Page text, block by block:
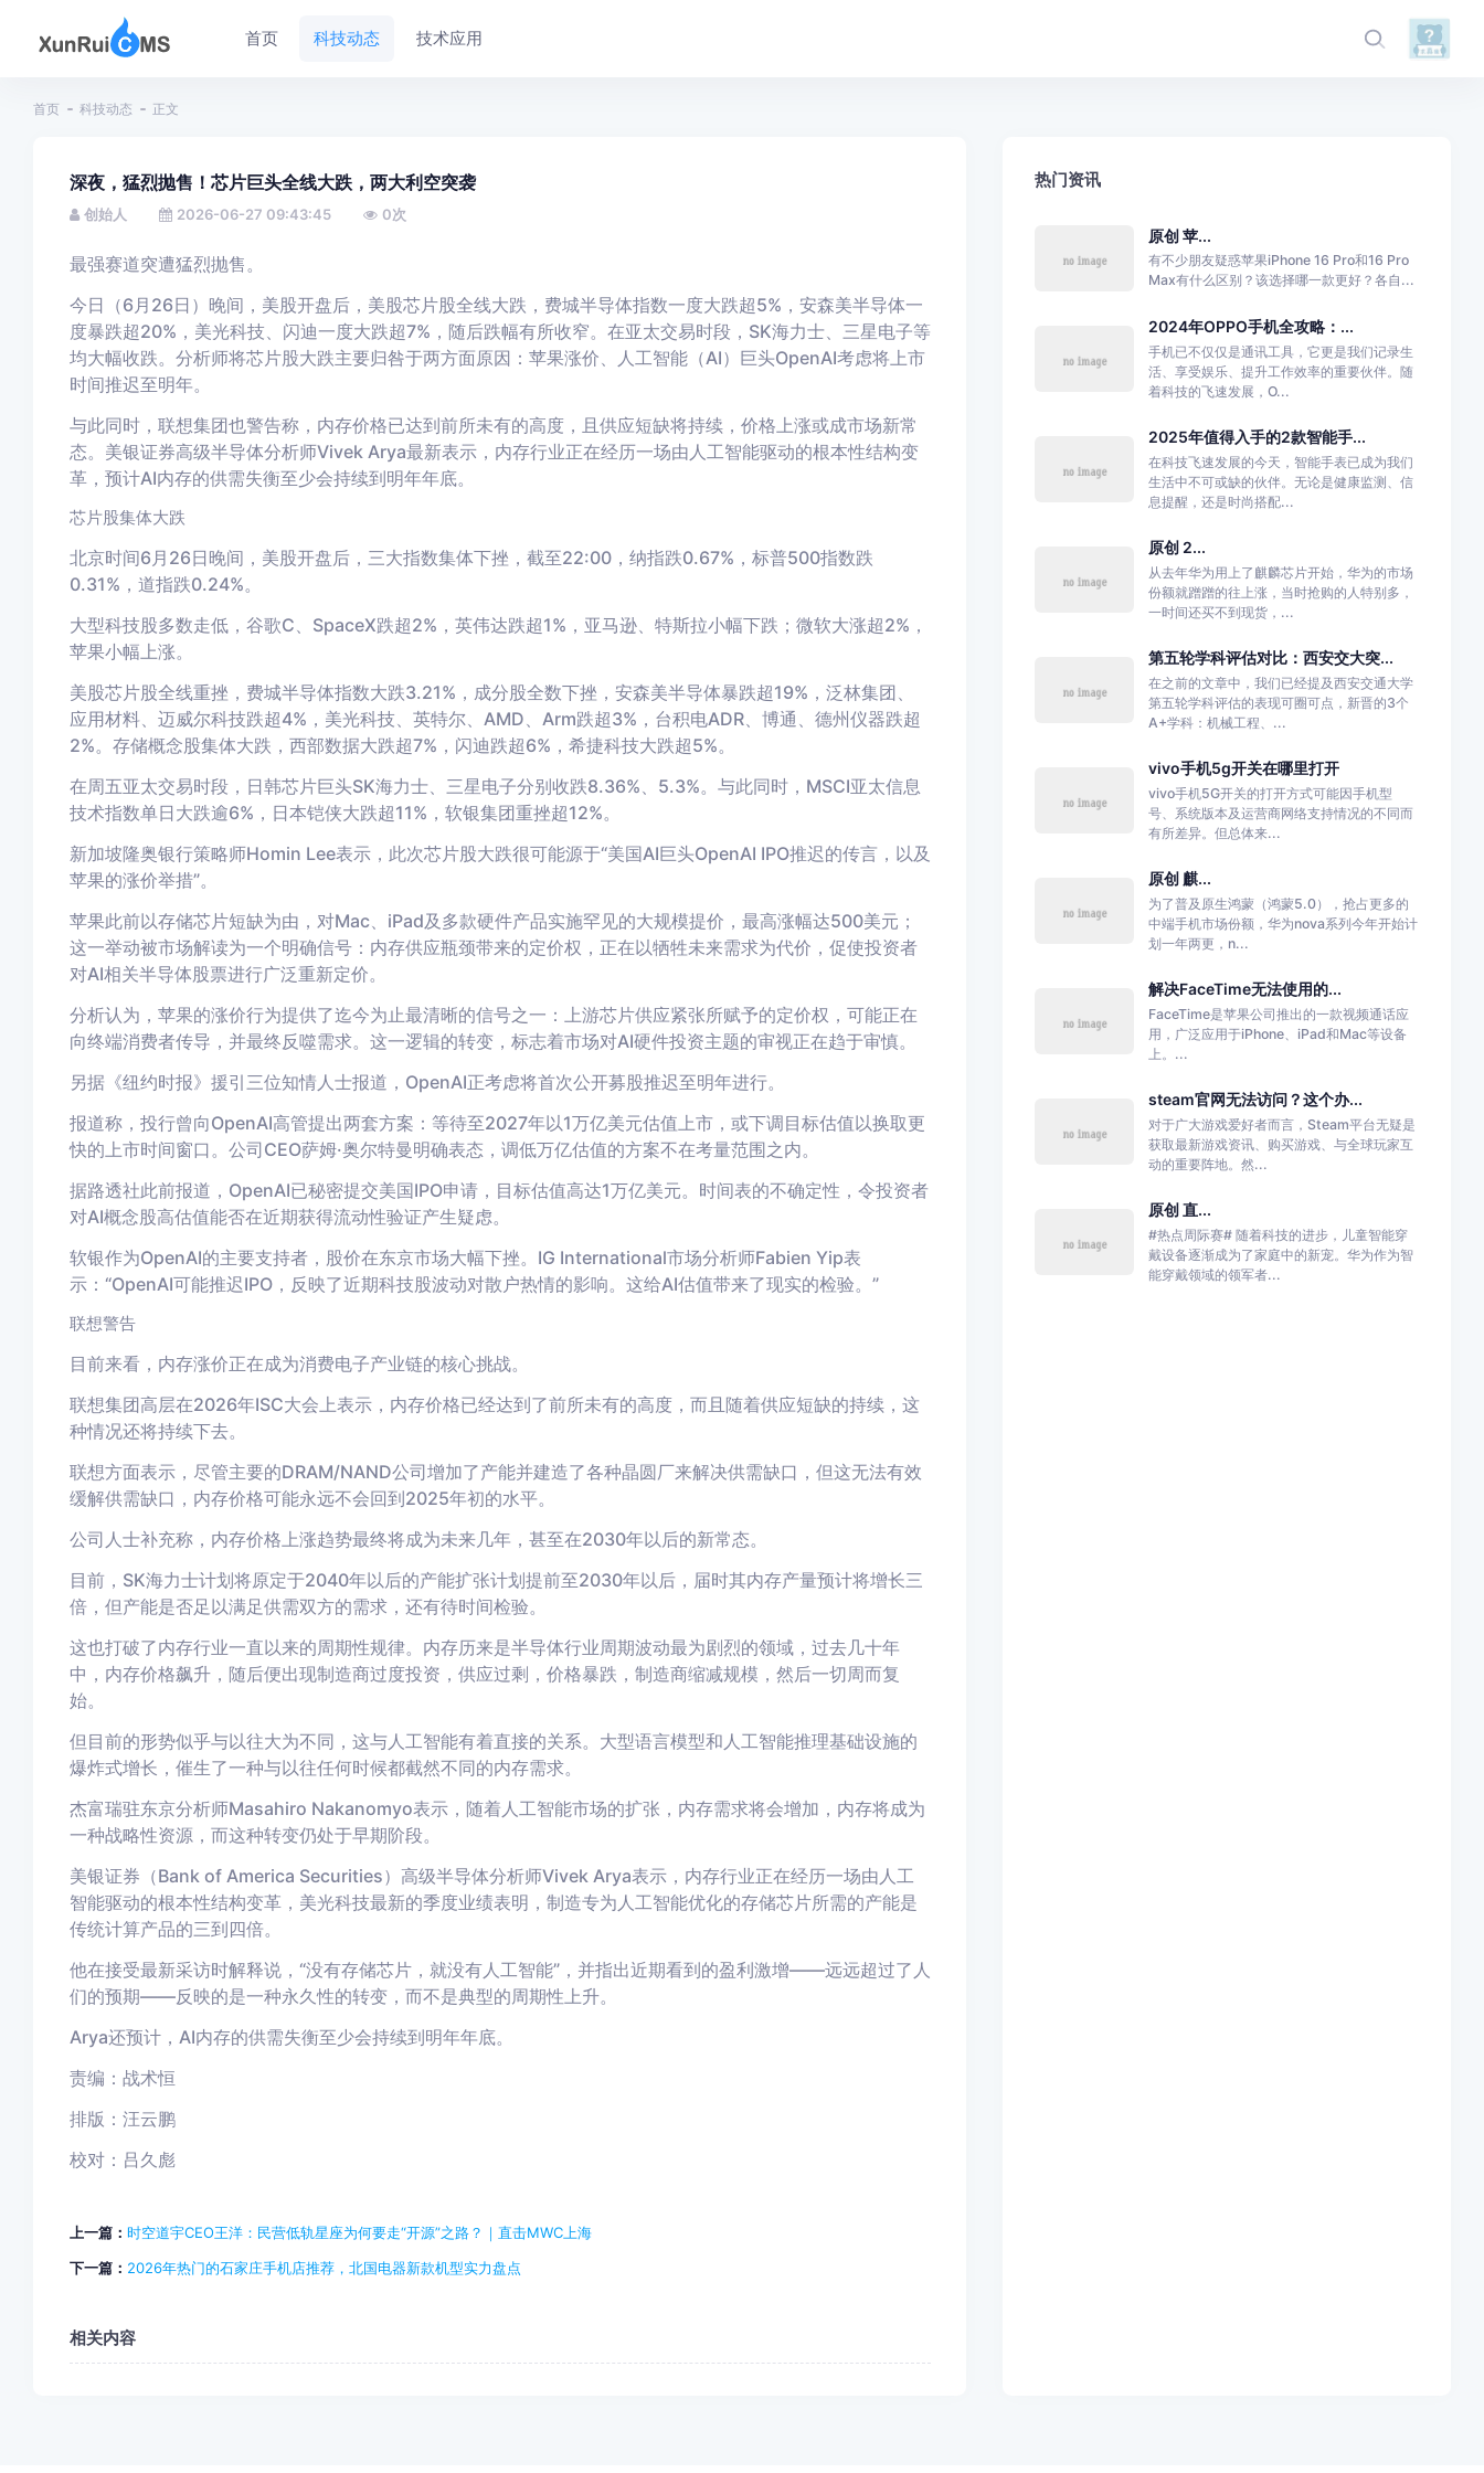
首页 科技动态 技术应用
首页 科技动态 正文
深夜，猛烈抛售！芯片巨头全线大跌，两大利空突袭
创始人 2026-06-27 09:43:45 0次
最强赛道突遭猛烈抛售。
今日（6月26日）晚间，美股开盘后，美股芯片股全线大跌，费城半导体指数一度大跌超5%，安森美半导体一
度暴跌超20%，美光科技、闪迪一度大跌超7%，随后跌幅有所收窄。在亚太交易时段，SK海力士、三星电子等
均大幅收跌。分析师将芯片股大跌主要归咎于两方面原因：苹果涨价、人工智能（AI）巨头OpenAI考虑将上市
时间推迟至明年。
与此同时，联想集团也警告称，内存价格已达到前所未有的高度，且供应短缺将持续，价格上涨或成市场新常
态。 美银证券高级半导体分析师Vivek Arya最新表示，内存行业正在经历一场由人工智能驱动的根本性结构变
革，预计AI内存的供需失衡至少会持续到明年年底。
芯片股集体大跌
北京时间6月26日晚间，美股开盘后，三大指数集体下挫，截至22:00，纳指跌0.67%，标普500指数跌
0.31%，道指跌0.24%。
大型科技股多数走低，谷歌C、SpaceX跌超2%，英伟达跌超1%，亚马逊、特斯拉小幅下跌；微软大涨超2%，
苹果小幅上涨。
美股芯片股全线重挫，费城半导体指数大跌3.21%，成分股全数下挫，安森美半导体暴跌超19%，泛林集团、
应用材料、迈威尔科技跌超4%，美光科技、英特尔、AMD、Arm跌超3%，台积电ADR、博通、德州仪器跌超
2%。存储概念股集体大跌，西部数据大跌超7%，闪迪跌超6%，希捷科技大跌超5%。
在周五亚太交易时段，日韩芯片巨头SK海力士、三星电子分别收跌8.36%、5.3%。与此同时，MSCI亚太信息
技术指数单日大跌逾6%，日本铠侠大跌超11%，软银集团重挫超12%。
新加坡隆奥银行策略师Homin Lee表示，此次芯片股大跌很可能源于“美国AI巨头OpenAI IPO推迟的传言，以及
苹果的涨价举措”。
苹果此前以存储芯片短缺为由，对Mac、iPad及多款硬件产品实施罕见的大规模提价，最高涨幅达500美元；
这一举动被市场解读为一个明确信号：内存供应瓶颈带来的定价权，正在以牺牲未来需求为代价，促使投资者
对AI相关半导体股票进行广泛重新定价。
分析认为，苹果的涨价行为提供了迄今为止最清晰的信号之一：上游芯片供应紧张所赋予的定价权，可能正在
向终端消费者传导，并最终反噬需求。这一逻辑的转变，标志着市场对AI硬件投资主题的审视正在趋于审慎。
另据《纽约时报》援引三位知情人士报道，OpenAI正考虑将首次公开募股推迟至明年进行。
报道称，投行曾向OpenAI高管提出两套方案：等待至2027年以1万亿美元估值上市，或下调目标估值以换取更
快的上市时间窗口。公司CEO萨姆·奥尔特曼明确表态，调低万亿估值的方案不在考量范围之内。
据路透社此前报道，OpenAI已秘密提交美国IPO申请，目标估值高达1万亿美元。时间表的不确定性，令投资者
对AI概念股高估值能否在近期获得流动性验证产生疑虑。
软银作为OpenAI的主要支持者，股价在东京市场大幅下挫。IG International市场分析师Fabien Yip表
示：“OpenAI可能推迟IPO，反映了近期科技股波动对散户热情的影响。这给AI估值带来了现实的检验。”
联想警告
目前来看，内存涨价正在成为消费电子产业链的核心挑战。
联想集团高层在2026年ISC大会上表示，内存价格已经达到了前所未有的高度，而且随着供应短缺的持续，这
种情况还将持续下去。
联想方面表示，尽管主要的DRAM/NAND公司增加了产能并建造了各种晶圆厂来解决供需缺口，但这无法有效
缓解供需缺口，内存价格可能永远不会回到2025年初的水平。
公司人士补充称，内存价格上涨趋势最终将成为未来几年，甚至在2030年以后的新常态。
目前，SK海力士计划将原定于2040年以后的产能扩张计划提前至2030年以后，届时其内存产量预计将增长三
倍，但产能是否足以满足供需双方的需求，还有待时间检验。
这也打破了内存行业一直以来的周期性规律。内存历来是半导体行业周期波动最为剧烈的领域，过去几十年
中，内存价格飙升，随后便出现制造商过度投资，供应过剩，价格暴跌，制造商缩减规模，然后一切周而复
始。
但目前的形势似乎与以往大为不同，这与人工智能有着直接的关系。大型语言模型和人工智能推理基础设施的
爆炸式增长，催生了一种与以往任何时候都截然不同的内存需求。
杰富瑞驻东京分析师Masahiro Nakanomyo表示，随着人工智能市场的扩张，内存需求将会增加，内存将成为
一种战略性资源，而这种转变仍处于早期阶段。
美银证券（Bank of America Securities）高级半导体分析师Vivek Arya表示，内存行业正在经历一场由人工
智能驱动的根本性结构变革，美光科技最新的季度业绩表明，制造专为人工智能优化的存储芯片所需的产能是
传统计算产品的三到四倍。
他在接受最新采访时解释说，“没有存储芯片，就没有人工智能”，并指出近期看到的盈利激增——远远超过了人
们的预期——反映的是一种永久性的转变，而不是典型的周期性上升。
Arya还预计，AI内存的供需失衡至少会持续到明年年底。
责编：战术恒
排版：汪云鹏
校对：吕久彪
上一篇： 时空道宇CEO王洋：民营低轨星座为何要走“开源”之路？｜直击MWC上海
下一篇： 2026年热门的石家庄手机店推荐，北国电器新款机型实力盘点
相关内容
热门资讯
原创 苹...
有不少朋友疑惑苹果iPhone 16 Pro和16 Pro
Max有什么区别？该选择哪一款更好？各自...
2024年OPPO手机全攻略：...
手机已不仅仅是通讯工具，它更是我们记录生
活、享受娱乐、提升工作效率的重要伙伴。随
着科技的飞速发展，O...
2025年值得入手的2款智能手...
在科技飞速发展的今天，智能手表已成为我们
生活中不可或缺的伙伴。无论是健康监测、信
息提醒，还是时尚搭配...
原创 2...
从去年华为用上了麒麟芯片开始，华为的市场
份额就蹭蹭的往上涨，当时抢购的人特别多，
一时间还买不到现货，...
第五轮学科评估对比：西安交大突...
在之前的文章中，我们已经提及西安交通大学
第五轮学科评估的表现可圈可点，新晋的3个
A+学科：机械工程、...
vivo手机5g开关在哪里打开
vivo手机5G开关的打开方式可能因手机型
号、系统版本及运营商网络支持情况的不同而
有所差异。但总体来...
原创 麒...
为了普及原生鸿蒙（鸿蒙5.0），抢占更多的
中端手机市场份额，华为nova系列今年开始计
划一年两更，n...
解决FaceTime无法使用的...
FaceTime是苹果公司推出的一款视频通话应
用，广泛应用于iPhone、iPad和Mac等设备
上。...
steam官网无法访问？这个办...
对于广大游戏爱好者而言，Steam平台无疑是
获取最新游戏资讯、购买游戏、与全球玩家互
动的重要阵地。然...
原创 直...
#热点周际赛# 随着科技的进步，儿童智能穿
戴设备逐渐成为了家庭中的新宠。华为作为智
能穿戴领域的领军者...